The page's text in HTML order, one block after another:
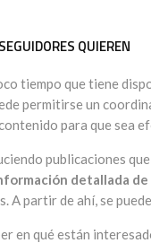
QUIEREN
tiempo que tiene
permitirse un
para que sea
publicaciones
detallada
A partir de ahí, se
en qué están